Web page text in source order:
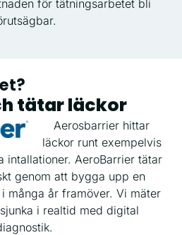
för tätningsarbetet bli
tätar läckor
Aerosbarrier hittar
läckor runt exempelvis
intallationer. AeroBarrier tätar
genom att bygga upp en
många år framöver. Vi mäter
i realtid med digital